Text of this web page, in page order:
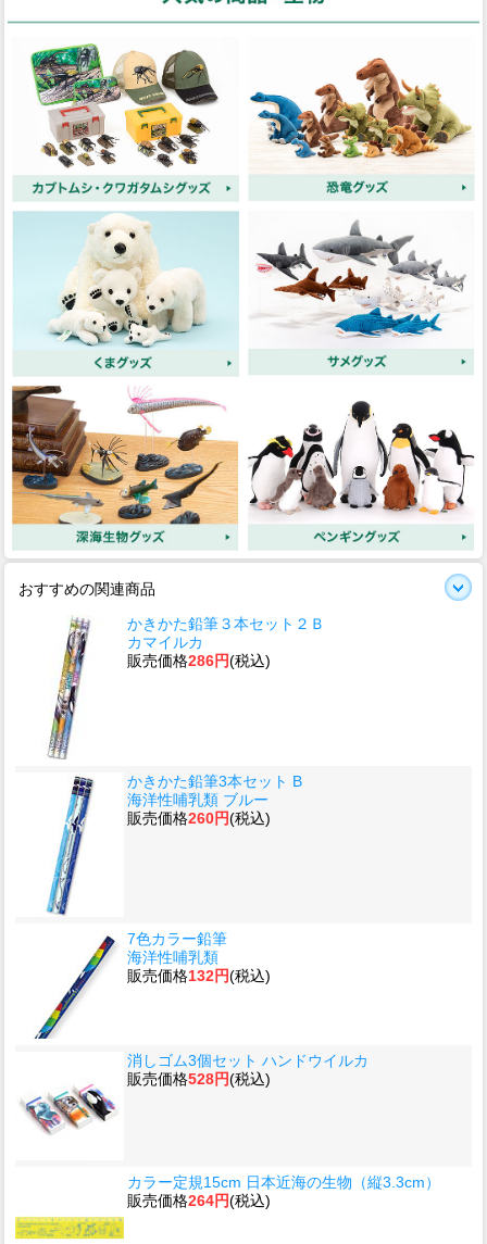
おすすめの関連商品
かきかた鉛筆３本セット２Ｂ
カマイルカ
販売価格286円(税込)
かきかた鉛筆3本セット B
海洋性哺乳類 ブルー
販売価格260円(税込)
7色カラー鉛筆
海洋性哺乳類
販売価格132円(税込)
消しゴム3個セット ハンドウイルカ
販売価格528円(税込)
カラー定規15cm 日本近海の生物（縦3.3cm）
販売価格264円(税込)